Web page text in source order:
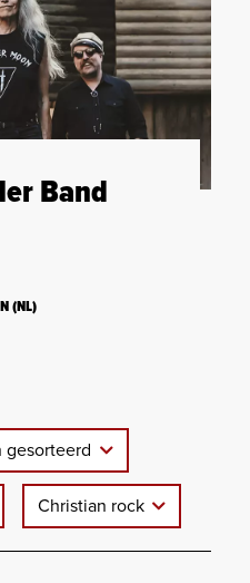
Band
(NL)
gesorteerd
Christian rock